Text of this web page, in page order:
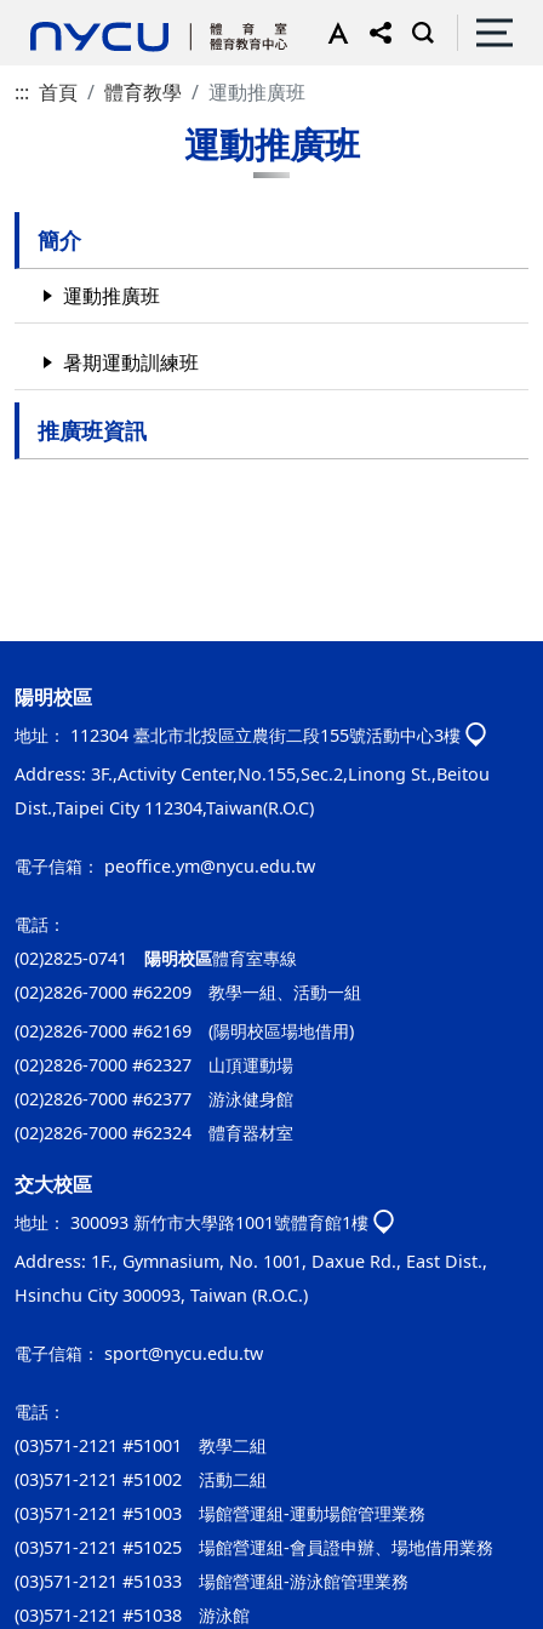
::: 首頁 體育教學 運動推廣班
運動推廣班
簡介
運動推廣班
暑期運動訓練班
推廣班資訊
陽明校區
地址： 112304 臺北市北投區立農街二段155號活動中心3樓
Address: 3F.,Activity Center,No.155,Sec.2,Linong St.,Beitou
Dist.,Taipei City 112304,Taiwan(R.O.C)
電子信箱： peoffice.ym@nycu.edu.tw
電話：
(02)2825-0741 陽明校區體育室專線
(02)2826-7000 #62209 教學一組、活動一組
(02)2826-7000 #62169 (陽明校區場地借用)
(02)2826-7000 #62327 山頂運動場
(02)2826-7000 #62377 游泳健身館
(02)2826-7000 #62324 體育器材室
交大校區
地址： 300093 新竹市大學路1001號體育館1樓
Address: 1F., Gymnasium, No. 1001, Daxue Rd., East Dist.,
Hsinchu City 300093, Taiwan (R.O.C.)
電子信箱： sport@nycu.edu.tw
電話：
(03)571-2121 #51001 教學二組
(03)571-2121 #51002 活動二組
(03)571-2121 #51003 場館營運組-運動場館管理業務
(03)571-2121 #51025 場館營運組-會員證申辦、場地借用業務
(03)571-2121 #51033 場館營運組-游泳館管理業務
(03)571-2121 #51038 游泳館